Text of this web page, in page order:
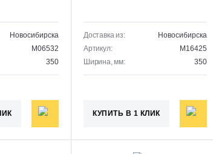
Новосибирска
M06532
350
Доставка из:
Новосибирска
Артикул:
M16425
Ширина, мм:
350
КУПИТЬ В 1 КЛИК